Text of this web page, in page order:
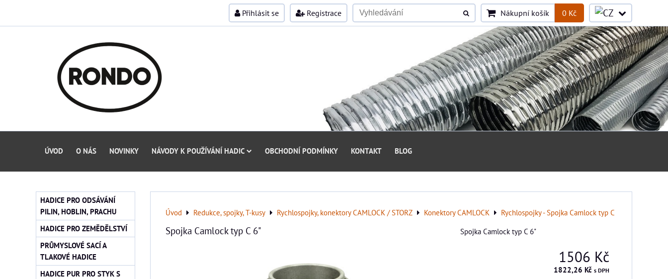
Přihlásit se Registrace Nákupní košík 0 Kč
ÚVOD O NÁS NOVINKY NÁVODY K POUŽÍVÁNÍ HADIC OBCHODNÍ PODMÍNKY KONTAKT BLOG
Úvod Redukce, spojky, T-kusy Rychlospojky, konektory CAMLOCK / STORZ Konektory CAMLOCK Rychlospojky - Spojka Camlock typ C
Spojka Camlock typ C 6" Spojka Camlock typ C 6"
1506 Kč
1822,26 Kč s DPH
HADICE PRO ODSÁVÁNÍ
PILIN, HOBLIN, PRACHU
HADICE PRO ZEMĚDĚLSTVÍ
PRŮMYSLOVÉ SACÍ A
TLAKOVÉ HADICE
HADICE PUR PRO STYK S